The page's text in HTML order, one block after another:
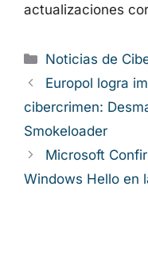
actualizaciones
Categorías
Noticias de
Europol logra
cibercrimen:
Smokeloader
Microsoft
Windows Hello en